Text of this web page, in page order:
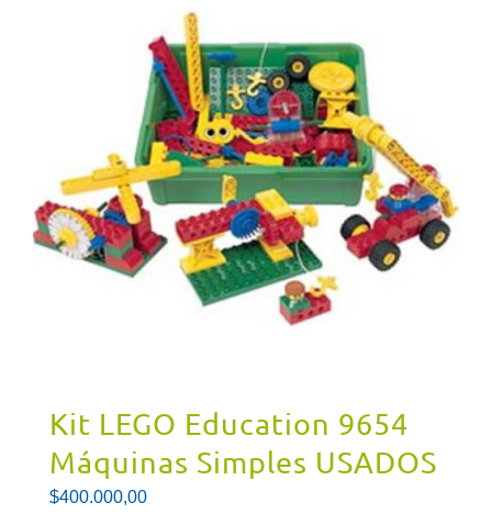
Kit LEGO Education 9654
Máquinas Simples USADOS
$400.000,00